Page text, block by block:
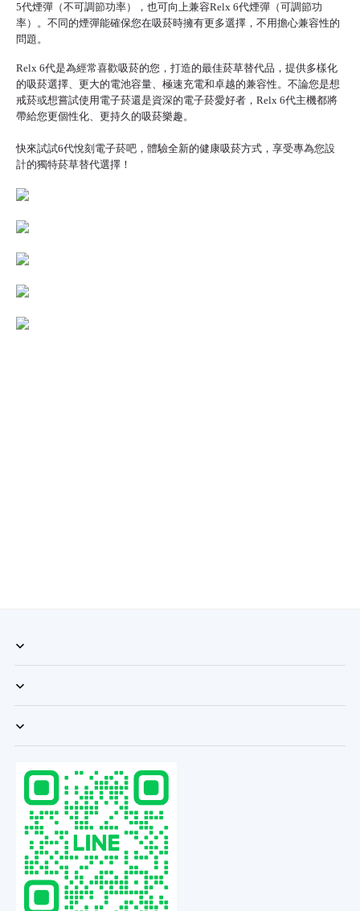
5代煙彈（不可調節功率），也可向上兼容Relx 6代煙彈（可調節功
率）。不同的煙彈能確保您在吸菸時擁有更多選擇，不用擔心兼容性的
問題。
Relx 6代是為經常喜歡吸菸的您，打造的最佳菸草替代品，提供多樣化
的吸菸選擇、更大的電池容量、極速充電和卓越的兼容性。不論您是想
戒菸或想嘗試使用 電子菸還是資深的電子菸愛好者，Relx 6代主機都將
帶給您更個性化、更持久的吸菸樂趣。
快來試試6代悅刻電子菸吧，體驗全新的健康吸菸方式，享受專為您設
計的獨特菸草替代選擇！